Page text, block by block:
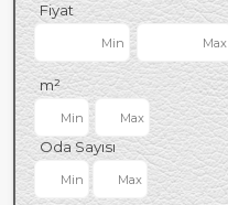
Fiyat
m²
Oda Sayısı